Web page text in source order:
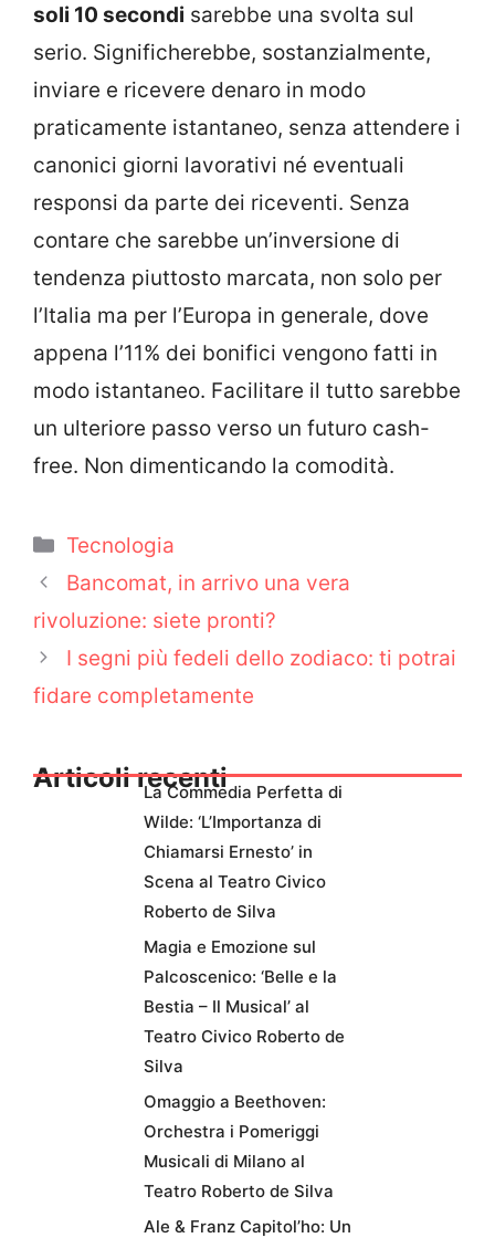
soli 10 secondi sarebbe una svolta sul
serio. Significherebbe, sostanzialmente,
inviare e ricevere denaro in modo
praticamente istantaneo, senza attendere i
canonici giorni lavorativi né eventuali
responsi da parte dei riceventi. Senza
contare che sarebbe un’inversione di
tendenza piuttosto marcata, non solo per
l’Italia ma per l’Europa in generale, dove
appena l’11% dei bonifici vengono fatti in
modo istantaneo. Facilitare il tutto sarebbe
un ulteriore passo verso un futuro cash-
free. Non dimenticando la comodità.
Categorie
Tecnologia
Bancomat, in arrivo una vera
rivoluzione: siete pronti?
I segni più fedeli dello zodiaco: ti potrai
fidare completamente
Articoli recentiLa Commedia Perfetta di
Wilde: ‘L’Importanza di
Chiamarsi Ernesto’ in
Scena al Teatro Civico
Roberto de Silva
Magia e Emozione sul
Palcoscenico: ‘Belle e la
Bestia – Il Musical’ al
Teatro Civico Roberto de
Silva
Omaggio a Beethoven:
Orchestra i Pomeriggi
Musicali di Milano al
Teatro Roberto de Silva
Ale & Franz Capitol’ho: Un